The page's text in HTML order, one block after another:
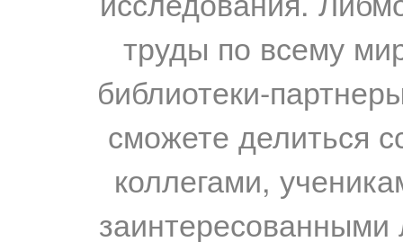
труды по всему
библиотеки-
сможете делиться
коллегами,